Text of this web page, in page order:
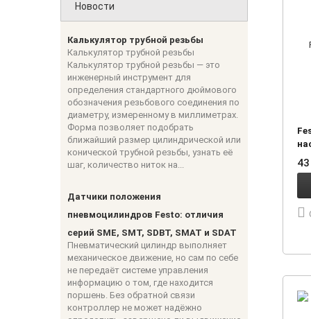
Новости
Калькулятор трубной резьбы
Калькулятор трубной резьбы
Калькулятор трубной резьбы — это
инженерный инструмент для
определения стандартного дюймового
обозначения резьбового соединения по
диаметру, измеренному в миллиметрах.
Форма позволяет подобрать
ближайший размер цилиндрической или
конической трубной резьбы, узнать её
шаг, количество ниток на...
Датчики положения
пневмоцилиндров Festo: отличия
серий SME, SMT, SDBT, SMAT и SDAT
Пневматический цилиндр выполняет
механическое движение, но сам по себе
не передаёт системе управления
информацию о том, где находится
поршень. Без обратной связи
контроллер не может надёжно